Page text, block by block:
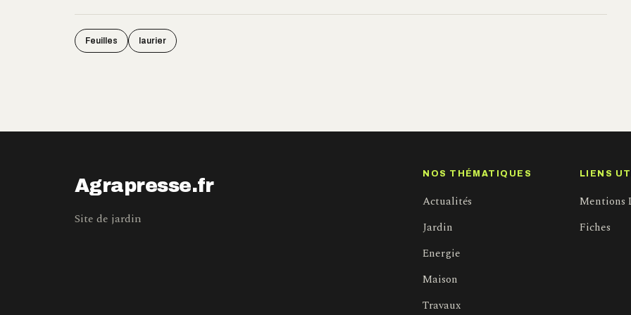
Feuilles laurier
Agrapresse.fr
Site de jardin
NOS THÉMATIQUES
Actualités
Jardin
Energie
Maison
Travaux
LIENS
Mentions
Fiches